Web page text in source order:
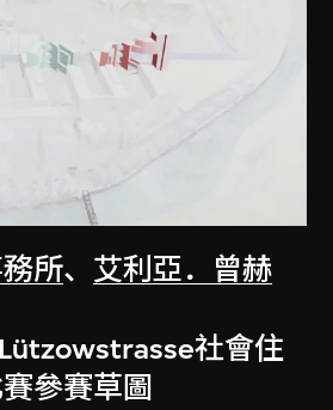
所、 艾利亞．曾赫
社會住
參賽草圖